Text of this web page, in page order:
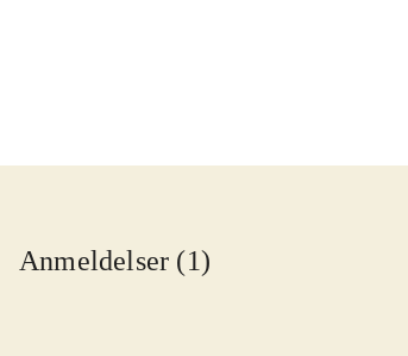
Anmeldelser (1)